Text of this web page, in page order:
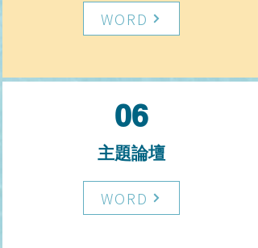
WORD
06
主題論壇
WORD